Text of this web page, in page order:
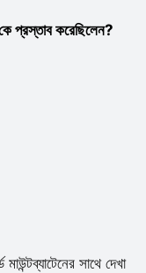
প্রস্তাব করেছিলেন?
সাথে দেখা